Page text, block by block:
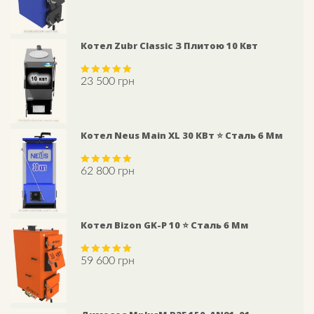
Котел Zubr Classic З Плитою 10 Квт
Rated 5.00
23 500 грн
Котел Neus Main XL 30 КВт ⭐ Сталь 6 Мм
Rated 5.00
62 800 грн
Котел Bizon GK-P 10 ⭐ Сталь 6 Мм
Rated 5.00
59 600 грн